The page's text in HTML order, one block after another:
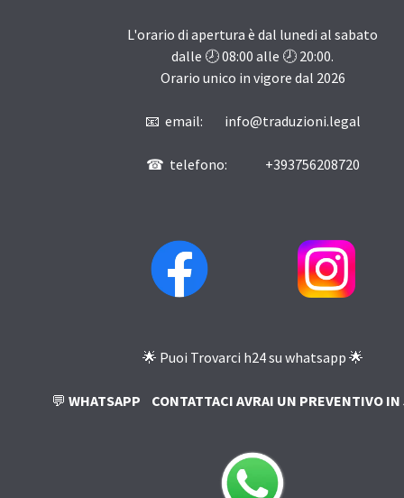
L'orario di apertura è dal lunedi al sabato
dalle 🕗08:00 alle 🕗 20:00.
Orario unico in vigore dal 2026
📧 email: info@traduzioni.legal
☎ telefono: +393756208720
🌟 Puoi Trovarci h24 su whatsapp 🌟
💬 WHATSAPP CONTATTACI AVRAI UN PREVENTIVO